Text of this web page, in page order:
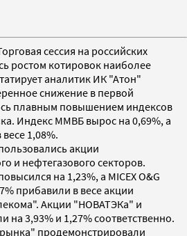
сессия на российских
ростом котировок наиболее
аналитик ИК "Атон"
снижение в первой
плавным повышением индексов
Индекс ММВБ вырос на 0,69%, а
1,08%.
акции
и нефтегазового секторов.
на 1,23%, а MICEX O&G
прибавили в весе акции
Акции "НОВАТЭКа" и
3,93% и 1,27% соответственно.
продемонстрировали